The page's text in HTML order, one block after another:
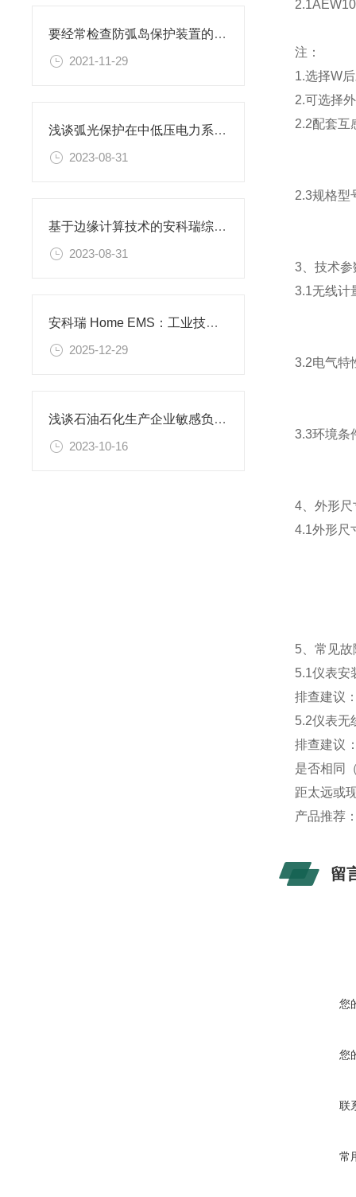
要经常检查防弧岛保护装置的外部接线
2021-11-29
浅谈弧光保护在中低压电力系统中的重要性
2023-08-31
基于边缘计算技术的安科瑞综合管廊能效管理平台
2023-08-31
安科瑞 Home EMS：工业技术 “降维” 家用，解决你所有家庭能源烦恼
2025-12-29
浅谈石油石化生产企业敏感负荷抗晃电问题的研究
2023-10-16
注：
1.选择W
2.可选择
2.2配套互
2.3规格型
3、技术参
3.1无线计
3.2电气特
3.3环境条
4、外形
4.1外形尺
5、常见
5.1仪表安
排查建议
5.2仪表无
排查建议
是否相同
距太远或
产品推荐
留
您
您
联
常